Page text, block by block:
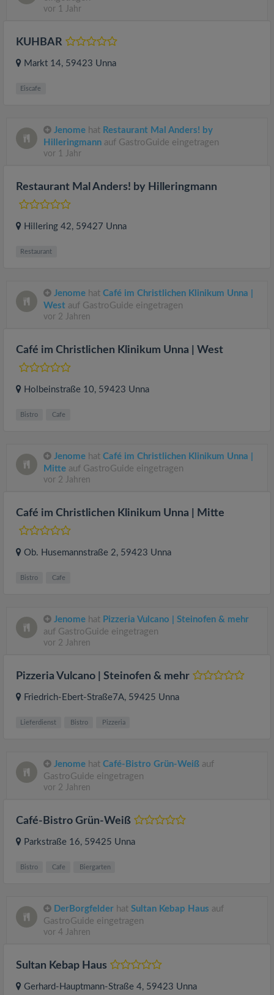
vor 1 Jahr
KUHBAR
Markt 14, 59423 Unna
Eiscafe
Jenome hat Restaurant Mal Anders! by
Hilleringmann auf GastroGuide eingetragen
vor 1 Jahr
Restaurant Mal Anders! by Hilleringmann
Hillering 42, 59427 Unna
Restaurant
Jenome hat Café im Christlichen Klinikum Unna |
West auf GastroGuide eingetragen
vor 2 Jahren
Café im Christlichen Klinikum Unna | West
Holbeinstraße 10, 59423 Unna
Bistro Cafe
Jenome hat Café im Christlichen Klinikum Unna |
Mitte auf GastroGuide eingetragen
vor 2 Jahren
Café im Christlichen Klinikum Unna | Mitte
Ob. Husemannstraße 2, 59423 Unna
Bistro Cafe
Jenome hat Pizzeria Vulcano | Steinofen & mehr
auf GastroGuide eingetragen
vor 2 Jahren
Pizzeria Vulcano | Steinofen & mehr
Friedrich-Ebert-Straße7A, 59425 Unna
Lieferdienst Bistro Pizzeria
Jenome hat Café-Bistro Grün-Weiß auf
GastroGuide eingetragen
vor 2 Jahren
Café-Bistro Grün-Weiß
Parkstraße 16, 59425 Unna
Bistro Cafe Biergarten
DerBorgfelder hat Sultan Kebap Haus auf
GastroGuide eingetragen
vor 4 Jahren
Sultan Kebap Haus
Gerhard-Hauptmann-Straße 4, 59423 Unna